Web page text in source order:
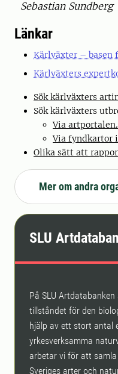
Sebastian Sundberg
Länkar
Kärlväxter –
Kärlväxters
Sök kärlväxters
Sök kärlväxters
Via
Via fyndkartor
Olika sätt att
Mer om andra
SLU
På SLU
tillståndet för den
hjälp av ett stort antal
yrkesverksamma
arbetar vi för att
Sveriges arter och